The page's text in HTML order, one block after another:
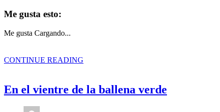
Me gusta esto:
Me gusta Cargando...
CONTINUE READING
En el vientre de la ballena verde